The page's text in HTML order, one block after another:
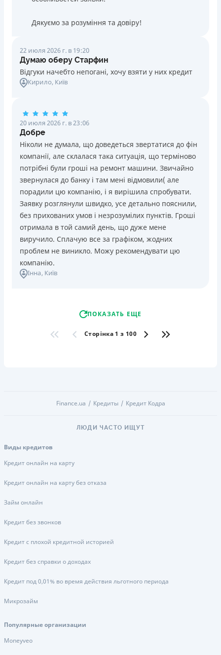
Дякуємо за розуміння та довіру!
22 июля 2026 г. в 19:20
Думаю оберу Старфин
Відгуки начебто непогані, хочу взяти у них кредит
Кирило, Київ
20 июля 2026 г. в 23:06
Добре
Ніколи не думала, що доведеться звертатися до фін
компанії, але склалася така ситуація, що терміново
потрібні були гроші на ремонт машини. Звичайно
звернулася до банку і там мені відмовили( але
порадили цю компанію, і я вирішила спробувати.
Заявку розглянули швидко, усе детально пояснили,
без прихованих умов і незрозумілих пунктів. Гроші
отримала в той самий день, що дуже мене
виручило. Сплачую все за графіком, жодних
проблем не виникло. Можу рекомендувати цю
компанію.
Інна, Київ
ПОКАЗАТЬ ЕЩЕ
Сторінка 1 з 100
Finance.ua Кредиты Кредит Кодра
ЛЮДИ ЧАСТО ИЩУТ
Виды кредитов
Кредит онлайн на карту
Кредит онлайн на карту без отказа
Займ онлайн
Кредит без звонков
Кредит с плохой кредитной историей
Кредит без справки о доходах
Кредит под 0,01% во время действия льготного периода
Микрозайм
Популярные организации
Moneyveo